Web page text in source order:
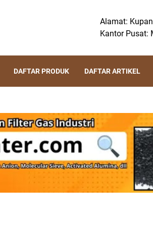
Alamat:
Kantor Pusat:
DAFTAR PRODUK DAFTAR ARTIKEL